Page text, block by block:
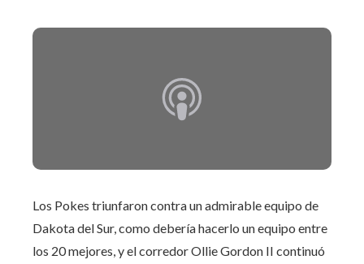
Los Pokes triunfaron contra un admirable equipo de
Dakota del Sur, como debería hacerlo un equipo entre
los 20 mejores, y el corredor Ollie Gordon II continuó